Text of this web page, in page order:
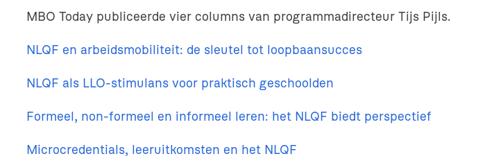
MBO Today publiceerde vier columns van programmadirecteur Tijs Pijls.
NLQF en arbeidsmobiliteit: de sleutel tot loopbaansucces
NLQF als LLO-stimulans voor praktisch geschoolden
Formeel, non-formeel en informeel leren: het NLQF biedt perspectief
Microcredentials, leeruitkomsten en het NLQF